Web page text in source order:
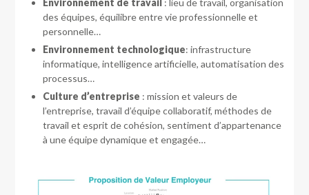
des équipes, équilibre entre vie professionnelle et
personnelle…
Environnement technologique: infrastructure
informatique, intelligence artificielle, automatisation des
processus…
Culture d’entreprise : mission et valeurs de
l’entreprise, travail d’équipe collaboratif, méthodes de
travail et esprit de cohésion, sentiment d’appartenance
à une équipe dynamique et engagée…